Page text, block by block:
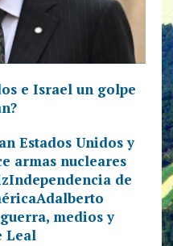
e Israel un golpe
Estados Unidos y
armas nucleares
Independencia de
medios y
Leal